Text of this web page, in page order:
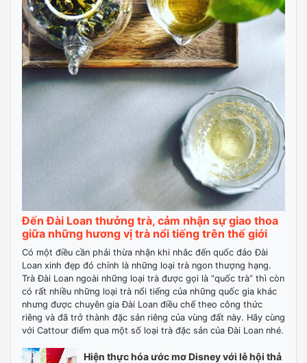
Đến Đài Loan thưởng trà, cảm nhận sự giao thoa
giữa những hương vị trà nổi tiếng trên thế giới
Có một điều cần phải thừa nhận khi nhắc đến quốc đảo Đài
Loan xinh đẹp đó chính là những loại trà ngon thượng hạng.
Trà Đài Loan ngoài những loại trà được gọi là “quốc trà” thì còn
có rất nhiều những loại trà nổi tiếng của những quốc gia khác
nhưng được chuyên gia Đài Loan điều chế theo công thức
riêng và đã trở thành đặc sản riêng của vùng đất này. Hãy cùng
với Cattour điểm qua một số loại trà đặc sản của Đài Loan nhé.
Hiện thực hóa ước mơ Disney với lễ hội thả